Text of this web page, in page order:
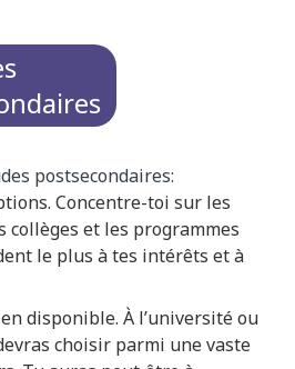
postsecondaires:
Concentre-toi sur les
collèges et les programmes
le plus à tes intérêts et à
disponible. À l’université ou
choisir parmi une vaste